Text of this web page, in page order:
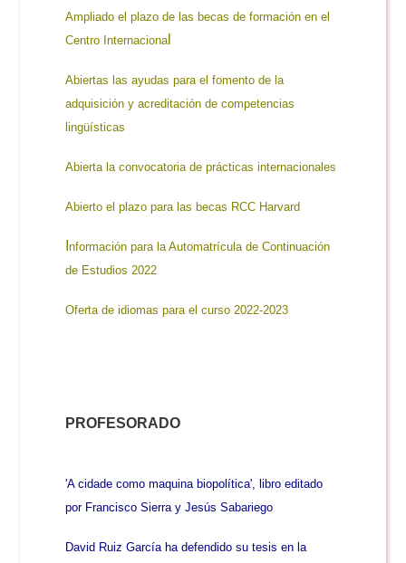
Ampliado el plazo de las becas de formación en el
Centro Internaciona
Abiertas las ayudas para el fomento de la
adquisición y acreditación de competencias
lingüísticas
Abierta la convocatoria de prácticas internacionales
Abierto el plazo para las becas RCC Harvard
Información para la Automatrícula de Continuación
de Estudios 2022
Oferta de idiomas para el curso 2022-2023
PROFESORADO
'A cidade como maquina biopolítica', libro editado
por Francisco Sierra y Jesús Sabariego
David Ruiz García ha defendido su tesis en la